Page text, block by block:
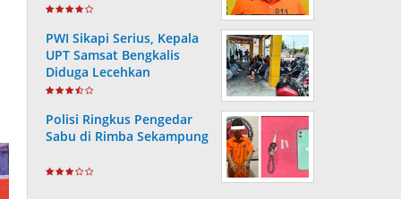
PWI Sikapi Serius, Kepala
UPT Samsat Bengkalis
Diduga Lecehkan
Wartawan
Polisi Ringkus Pengedar
Sabu di Rimba Sekampung